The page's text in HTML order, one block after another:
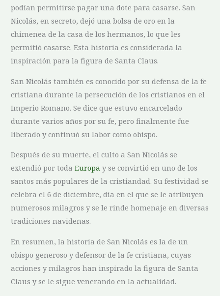
podían permitirse pagar una dote para casarse. San
⁢Nicolás, en secreto, dejó una bolsa de oro en la
chimenea de la‌ casa⁣ de los‌ hermanos, lo que​ les⁣
permitió casarse. Esta historia es considerada la
inspiración para la figura de Santa Claus.
San Nicolás también es conocido por su defensa de la fe
cristiana⁢ durante la persecución de los cristianos​ en ⁤el
Imperio Romano. Se dice que estuvo encarcelado
durante varios años por su fe, pero finalmente fue
liberado y continuó su labor como ⁤obispo.
Después de su ⁣muerte, el culto a San Nicolás se
extendió por ⁣todaEuropa y se convirtió en uno ⁢de​ los
santos más populares de la cristiandad. Su festividad se‌
celebra el 6 de diciembre, día en el que se‍ le ​atribuyen
numerosos milagros y ⁤se le rinde homenaje en diversas
tradiciones navideñas.
En resumen, la historia de San Nicolás es la‍ de ⁤un
obispo generoso y defensor de la fe cristiana, cuyas
acciones y milagros han inspirado la figura de Santa
Claus y se⁣ le sigue venerando en la actualidad.